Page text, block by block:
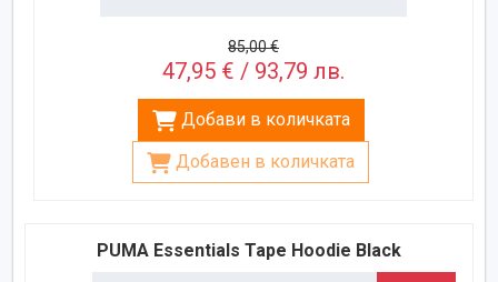
85,00 €
47,95 € / 93,79 лв.
Добави в количката
Добавен в количката
PUMA Essentials Tape Hoodie Black